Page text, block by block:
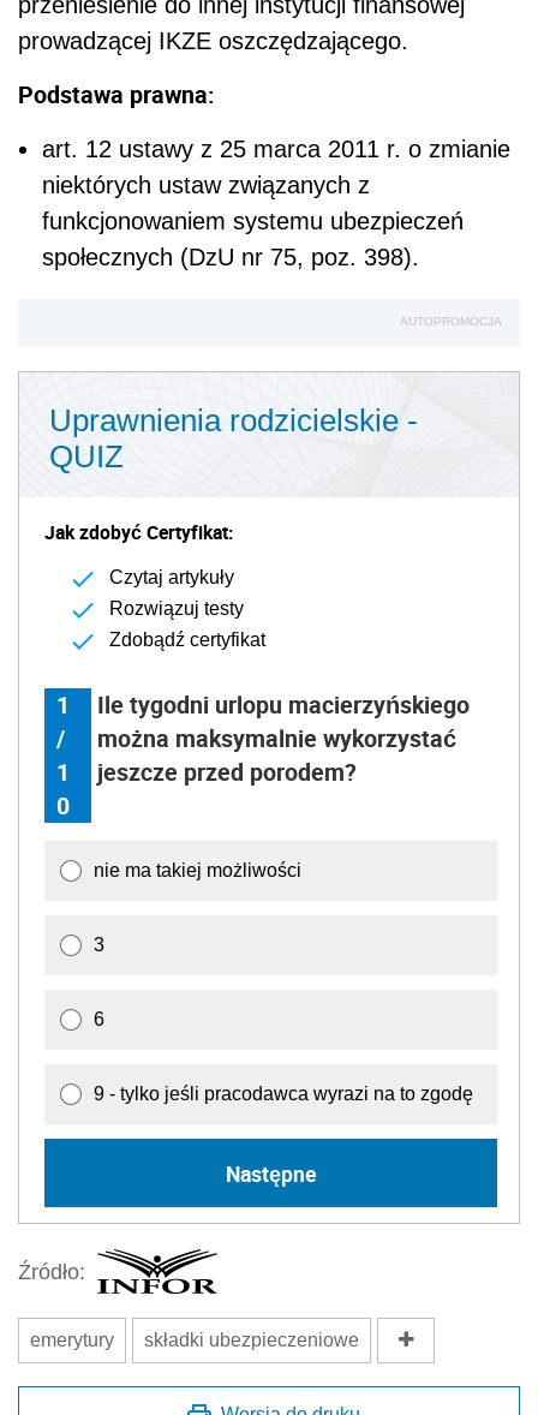
prowadzącej IKZE oszczędzającego.
Podstawa prawna:
art. 12 ustawy z 25 marca 2011 r. o zmianie
niektórych ustaw związanych z
funkcjonowaniem systemu ubezpieczeń
społecznych (DzU nr 75, poz. 398).
AUTOPROMOCJA
Uprawnienia rodzicielskie -
QUIZ
Jak zdobyć Certyfikat:
Czytaj artykuły
Rozwiązuj testy
Zdobądź certyfikat
1
/
1
0
Ile tygodni urlopu macierzyńskiego
można maksymalnie wykorzystać
jeszcze przed porodem?
nie ma takiej możliwości
3
6
9 - tylko jeśli pracodawca wyrazi na to zgodę
Następne
Źródło:
emerytury składki ubezpieczeniowe